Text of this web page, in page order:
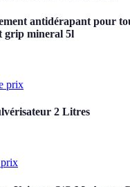
antidérapant pour
grip mineral 5l
prix
2 Litres